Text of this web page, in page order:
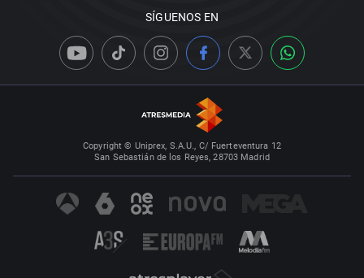
SÍGUENOS EN
Copyright © Uniprex, S.A.U., C/ Fuerteventura 12
San Sebastián de los Reyes, 28703 Madrid